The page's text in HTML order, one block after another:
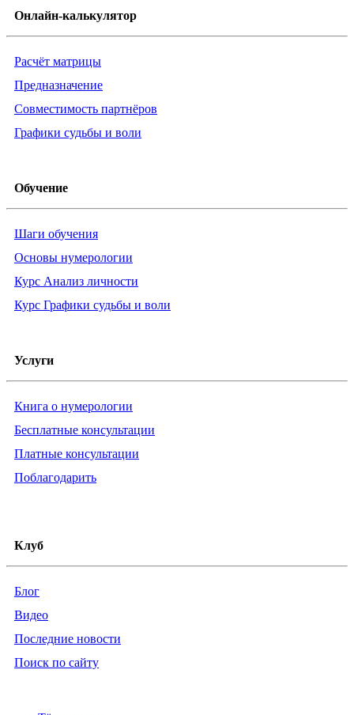
Онлайн-калькулятор
Расчёт матрицы
Предназначение
Совместимость партнёров
Графики судьбы и воли
Обучение
Шаги обучения
Основы нумерологии
Курс Анализ личности
Курс Графики судьбы и воли
Услуги
Книга о нумерологии
Бесплатные консультации
Платные консультации
Поблагодарить
Клуб
Блог
Видео
Последние новости
Поиск по сайту